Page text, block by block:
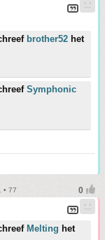
brother52 het
Symphonic
• 77
Melting het